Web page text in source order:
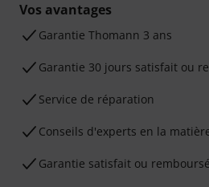
Vos avantages
Ga­ran­tie Thomann 3 ans
Garantie 30 jours satisfait ou
Service de réparation
Conseils d'experts en la
Garantie satisfait ou remboursé